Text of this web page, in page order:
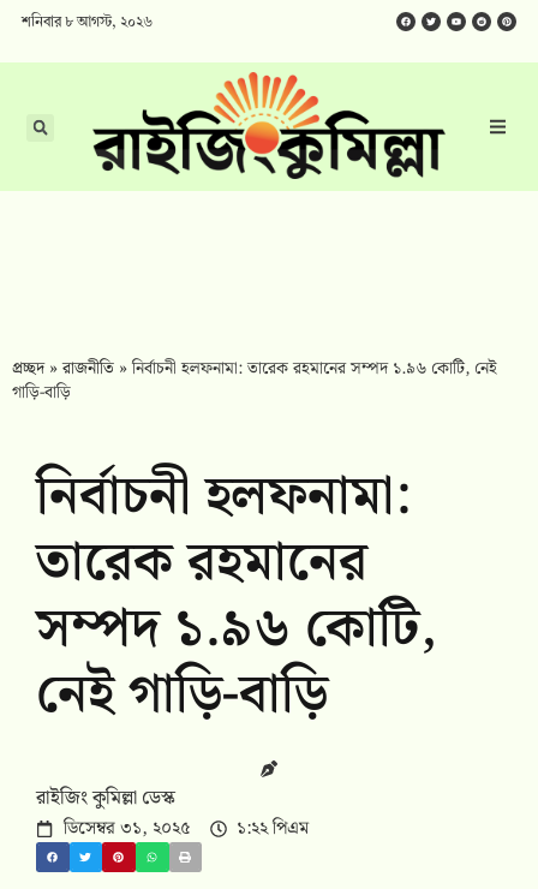
শনিবার ৮ আগস্ট, ২০২৬
প্রচ্ছদ»রাজনীতি »নির্বাচনী হলফনামা: তারেক রহমানের সম্পদ ১.৯৬ কোটি, নেই
গাড়ি-বাড়ি
নির্বাচনী হলফনামা:
তারেক রহমানের
সম্পদ ১.৯৬ কোটি,
নেই গাড়ি-বাড়ি
রাইজিং কুমিল্লা ডেস্ক
ডিসেম্বর ৩১, ২০২৫ ১:২২ পিএম